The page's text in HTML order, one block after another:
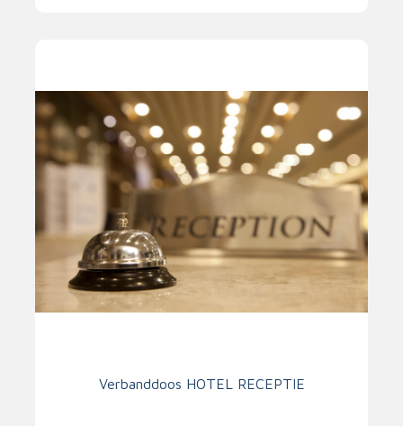
Verbanddoos HOTEL RECEPTIE